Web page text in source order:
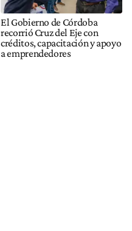
El Gobierno de Córdoba
recorrió Cruz del Eje con
créditos, capacitación y apoyo
a emprendedores